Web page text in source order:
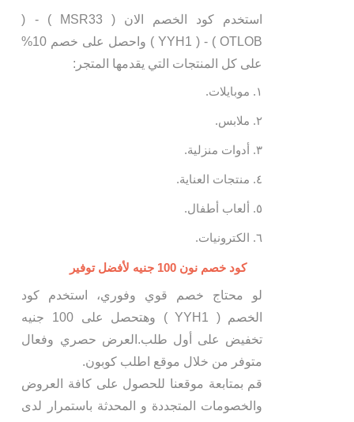
استخدم كود الخصم الان ( MSR33 ) - (
OTLOB ) - ( YYH1 ) واحصل على خصم 10%
على كل المنتجات التي يقدمها المتجر:
موبايلات.
ملابس.
أدوات منزلية.
منتجات العناية.
ألعاب أطفال.
الكترونيات.
كود خصم نون 100 جنيه لأفضل توفير
لو محتاج خصم قوي وفوري، استخدم كود
الخصم ( YYH1 ) وهتحصل على 100 جنيه
تخفيض على أول طلب.العرض حصري وفعال
متوفر من خلال موقع اطلب كوبون.
قم بمتابعة موقعنا للحصول على كافة العروض
والخصومات المتجددة و المحدثة باستمرار لدى